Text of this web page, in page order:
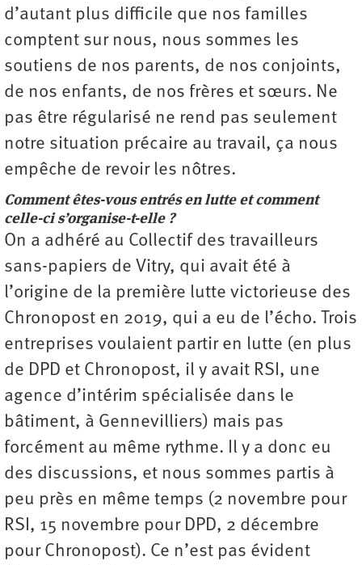
d’autant plus difficile que nos familles
comptent sur nous, nous sommes les
soutiens de nos parents, de nos conjoints,
de nos enfants, de nos frères et sœurs. Ne
pas être régularisé ne rend pas seulement
notre situation précaire au travail, ça nous
empêche de revoir les nôtres.
Comment êtes-vous entrés en lutte et comment
celle-ci s’organise-t-elle ?
On a adhéré au Collectif des travailleurs
sans-papiers de Vitry, qui avait été à
l’origine de la première lutte victorieuse des
Chronopost en 2019, qui a eu de l’écho. Trois
entreprises voulaient partir en lutte (en plus
de DPD et Chronopost, il y avait RSI, une
agence d’intérim spécialisée dans le
bâtiment, à Gennevilliers) mais pas
forcément au même rythme. Il y a donc eu
des discussions, et nous sommes partis à
peu près en même temps (2 novembre pour
RSI, 15 novembre pour DPD, 2 décembre
pour Chronopost). Ce n’est pas évident